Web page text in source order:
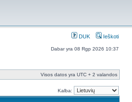
DUK Ieškoti
Dabar yra 08 Rgp 2026 10:37
Visos datos yra UTC + 2 valandos
Kalba: